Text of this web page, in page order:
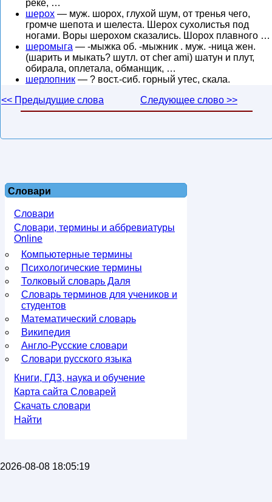
реке, …
шерох — муж. шорох, глухой шум, от тренья чего,
громче шепота и шелеста. Шерох сухолистья под
ногами. Воры шерохом сказались. Шорох плавного …
шеромыга — -мыжка об. -мыжник . муж. -ница жен.
(шарить и мыкать? шутл. от cher ami) шатун и плут,
обирала, оплетала, обманщик, …
шерлопник — ? вост.-сиб. горный утес, скала.
<< Предыдущие слова
Следующее слово >>
Словари
Словари
Словари, термины и аббревиатуры
Online
Компьютерные термины
Психологические термины
Толковый словарь Даля
Словарь терминов для учеников и
студентов
Математический словарь
Википедия
Англо-Русские словари
Словари русского языка
Книги, ГДЗ, наука и обучение
Карта сайта Словарей
Скачать словари
Найти
2026-08-08 18:05:19